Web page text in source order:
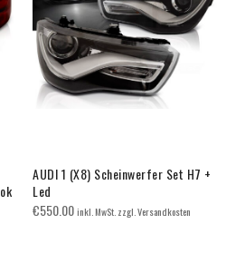
AUDI 1 (X8) Scheinwerfer Set H7 +
Led
€550.00inkl. MwSt. zzgl. Versandkosten